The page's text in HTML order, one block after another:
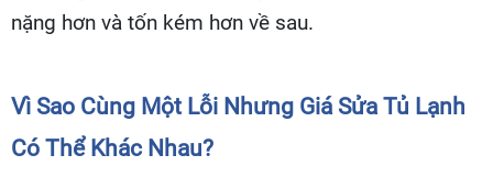
nặng hơn và tốn kém hơn về sau.
Vì Sao Cùng Một Lỗi Nhưng Giá Sửa Tủ Lạnh
Có Thể Khác Nhau?